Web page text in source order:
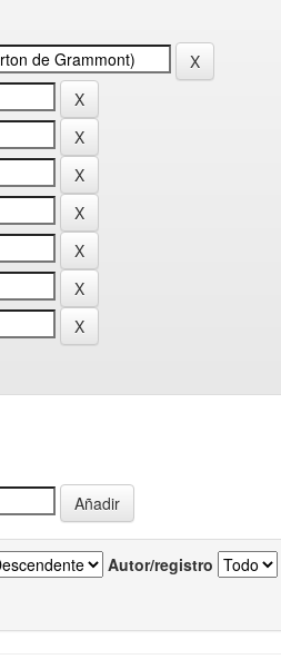
Autor/registro